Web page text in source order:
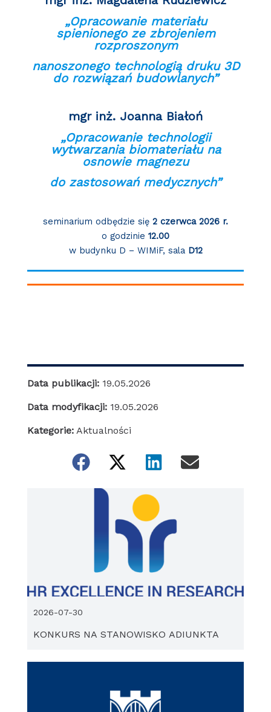
„Opracowanie materiału
spienionego ze zbrojeniem
rozproszonym
nanoszonego technologią druku 3D
do rozwiązań budowlanych”
mgr inż. Joanna Białoń
„Opracowanie technologii
wytwarzania biomateriału na
osnowie magnezu
do zastosowań medycznych”
seminarium odbędzie się 2 czerwca 2026 r.
o godzinie 12.00
w budynku D – WIMiF, sala D12
Data publikacji: 19.05.2026
Data modyfikacji: 19.05.2026
Kategorie: Aktualności
KONKURS NA STANOWISKO ADIUNKTA
2026-07-30